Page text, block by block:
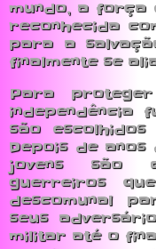
mundo, a força
reconhecida
para a
finalmente se
Para
independência
são
Depois de anos
jovens são
guerreiros
descomunal
seus
militar até o